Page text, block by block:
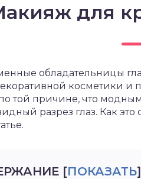
для
обладательницы
косметики и
той причине, что
разрез глаз. Как
[ПОКАЗАТЬ]